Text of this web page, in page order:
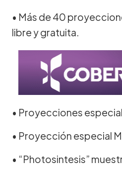
• Más de 40
libre y gratuita.
• Proyecciones
• Proyección especial
• “Photosintesis”